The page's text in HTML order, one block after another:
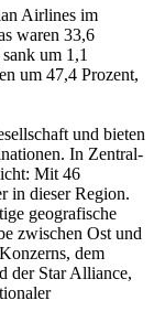
Airlines im
waren 33,6
um 1,1
um 47,4 Prozent,
und bieten
In Zentral-
Mit 46
in dieser Region.
geografische
zwischen Ost und
dem
der Star Alliance,